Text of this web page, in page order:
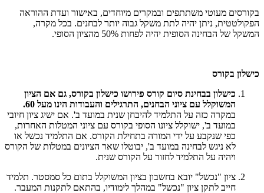
בקורסים מעוטי משתתפים ובמקרים מיוחדים, באישור ועדת ההוראה
הפקולטטית, ניתן יהיה לתת משקל גבוה יותר לבחנים. בכל מקרה,
המשקל של הבחינה הסופית יהיה לפחות 50% מהציון הסופי.
כישלון בקורס
כישלון בבחינת סיום קורס פירושו כישלון בקורס, גם אם הציון
המשוקלל עם ציוני הבחנים, התרגילים והעבודות הינו מעל 60.
במקרה כזה על התלמיד להיבחן שנית במועד ב'. אם ישיג ציון חיובי
במועד ב', ישוקלל ציונו הסופי בקורס עם ציוני המטלות האחרות,
כפי שנקבע על ידי המורה בתחילת הקורס. אם התלמיד נכשל או
לא ניגש לבחינה במועד ב', יבוטלו שאר הציונים במטלות של הקורס
ויהיה על התלמיד לחזור על הקורס שנית.
ציון "נכשל" יובא בחשבון בציון המשוקלל בתום כל סמסטר. תלמיד
חייב לתקן ציון "נכשל" במהלך לימודיו, בהתאם לתקנות המעבר.